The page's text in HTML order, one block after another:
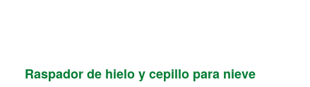
Raspador de hielo y cepillo para nieve